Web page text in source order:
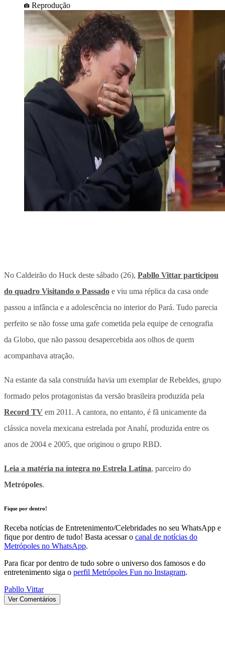
Reprodução
No Caldeirão do Huck deste sábado (26), Pabllo Vittar participou
do quadro Visitando o Passado e viu uma réplica da casa onde
passou a infância e a adolescência no interior do Pará. Tudo parecia
perfeito se não fosse uma gafe cometida pela equipe de cenografia
da Globo, que não passou desapercebida aos olhos de quem
acompanhava atração.
Na estante da sala construída havia um exemplar de Rebeldes, grupo
formado pelos protagonistas da versão brasileira produzida pela
Record TV em 2011. A cantora, no entanto, é fã unicamente da
clássica novela mexicana estrelada por Anahí, produzida entre os
anos de 2004 e 2005, que originou o grupo RBD.
Leia a matéria na íntegra no Estrela Latina, parceiro do
Metrópoles.
Fique por dentro!
Receba notícias de Entretenimento/Celebridades no seu WhatsApp e
fique por dentro de tudo! Basta acessar o canal de notícias do
Metrópoles no WhatsApp.
Para ficar por dentro de tudo sobre o universo dos famosos e do
entretenimento siga o perfil Metrópoles Fun no Instagram.
Pabllo Vittar
Ver Comentários